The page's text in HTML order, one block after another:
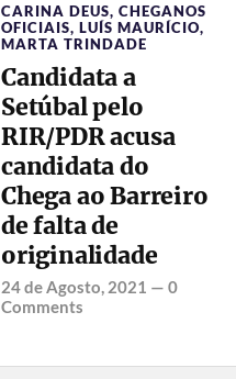
CARINA DEUS,CHEGANOS
OFICIAIS,LUÍS MAURÍCIO,
MARTA TRINDADE
Candidata a
Setúbal pelo
RIR/PDR acusa
candidata do
Chega ao Barreiro
de falta de
originalidade
24 de Agosto, 2021 —0
Comments